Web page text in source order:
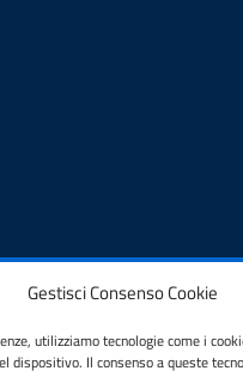
Gestisci Consenso Cookie
utilizziamo tecnologie come i
dispositivo. Il consenso a queste